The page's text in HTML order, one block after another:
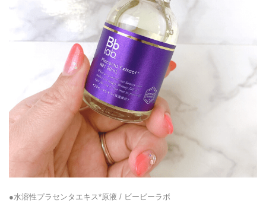
●水溶性プラセンタエキス*原液 / ビービーラボ